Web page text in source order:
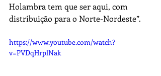
Holambra tem que ser aqui, com
distribuição para o Norte-Nordeste”.
https://www.youtube.com/watch?
v=PVDqHrplNak